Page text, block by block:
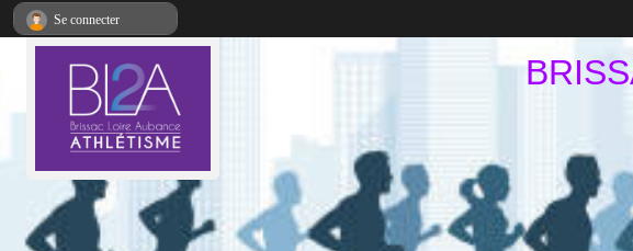
Se connecter
Panneau de gestion des cookies